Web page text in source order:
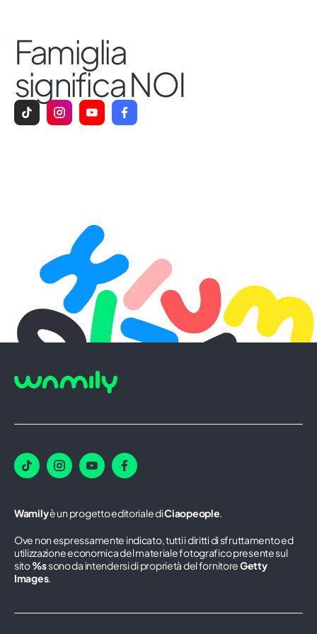
positive per tutta la nostra società.
Famiglia
significa NOI
Wamilyè un progetto editoriale diCiaopeople.
Ove non espressamente indicato, tutti i diritti di sfruttamento ed
utilizzazione economica del materiale fotografico presente sul
sito%ssono da intendersi di proprietà del fornitoreGetty
Images.